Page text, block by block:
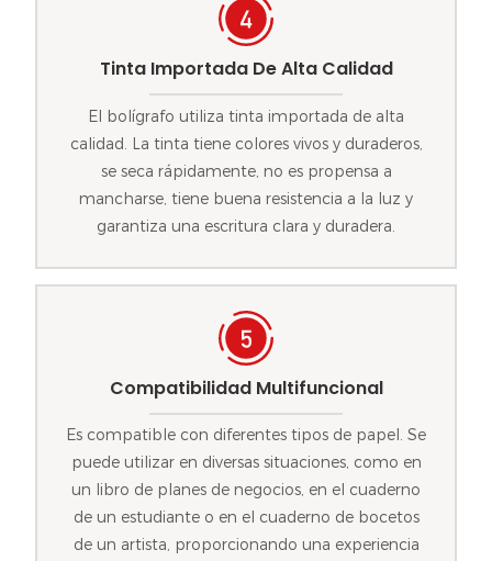
Tinta Importada De Alta Calidad
El bolígrafo utiliza tinta importada de alta
calidad. La tinta tiene colores vivos y duraderos,
se seca rápidamente, no es propensa a
mancharse, tiene buena resistencia a la luz y
garantiza una escritura clara y duradera.
Compatibilidad Multifuncional
Es compatible con diferentes tipos de papel. Se
puede utilizar en diversas situaciones, como en
un libro de planes de negocios, en el cuaderno
de un estudiante o en el cuaderno de bocetos
de un artista, proporcionando una experiencia